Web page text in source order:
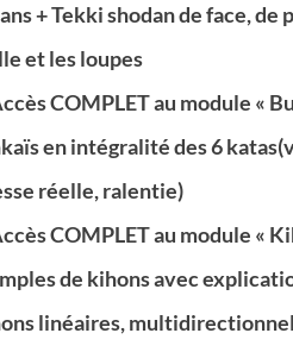
+ Tekki shodan de face,
et les loupes
COMPLET au module «
en intégralité des 6
réelle, ralentie)
COMPLET au module «
de kihons avec
linéaires,